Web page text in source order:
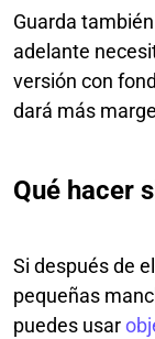
Guarda
adelante
versión con
dará más
Qué hacer
Si después de
pequeñas
puedes usar